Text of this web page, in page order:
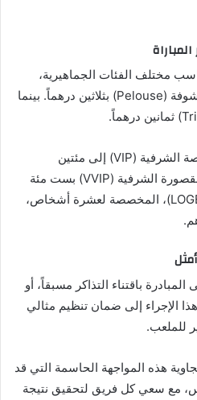
مختلف الفئات الجماهيرية،
حيث حُدد سعر المدرجات المكشوفة (Pelouse) بثلاثين درهماً. بينما
في المقابل، وصلت تكلفة المنصة الشرفية (VIP) إلى مئتين
وخمسين درهماً، وحدد سعر المقصورة الشرفية (VVIP) بست مئة
درهم. أما المقصورة الخاصة (LOGE)، المخصصة لعشرة أشخاص،
باقتناء التذاكر مسبقاً، أو
الإجراء إلى ضمان تنظيم مثالي
للملعب.
هذه المواجهة الحاسمة التي قد
مع سعي كل فريق لتحقيق نتيجة